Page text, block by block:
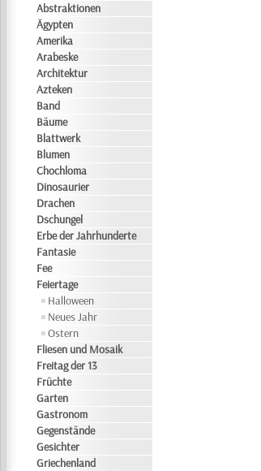
Abstraktionen
Ägypten
Amerika
Arabeske
Architektur
Azteken
Band
Bäume
Blattwerk
Blumen
Chochloma
Dinosaurier
Drachen
Dschungel
Erbe der Jahrhunderte
Fantasie
Fee
Feiertage
Halloween
Neues Jahr
Ostern
Fliesen und Mosaik
Freitag der 13
Früchte
Garten
Gastronom
Gegenstände
Gesichter
Griechenland